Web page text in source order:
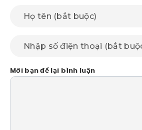
Mời bạn để lại bình luận